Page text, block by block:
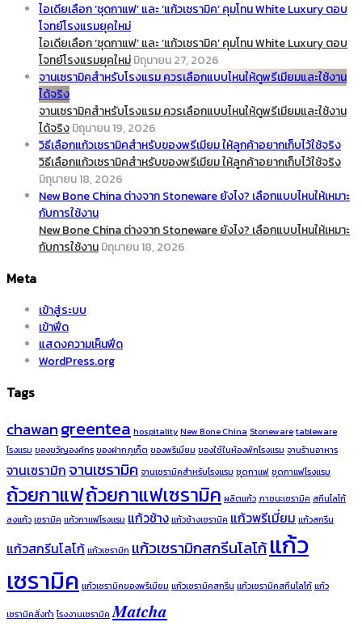
ไอเดียเลือก ‘ชุดกาแฟ’ และ ‘แก้วเซรามิค’ คุมโทน White Luxury ตอบ
โจทย์โรงแรมยุคใหม่
ไอเดียเลือก ‘ชุดกาแฟ’ และ ‘แก้วเซรามิค’ คุมโทน White Luxury ตอบ
โจทย์โรงแรมยุคใหม่มิถุนายน 27, 2026
จานเซรามิคสำหรับโรงแรม ควรเลือกแบบไหนให้ดูพรีเมียมและใช้งาน
ได้จริง
จานเซรามิคสำหรับโรงแรม ควรเลือกแบบไหนให้ดูพรีเมียมและใช้งาน
ได้จริงมิถุนายน 19, 2026
วิธีเลือกแก้วเซรามิคสำหรับของพรีเมียม ให้ลูกค้าอยากเก็บไว้ใช้จริง
วิธีเลือกแก้วเซรามิคสำหรับของพรีเมียม ให้ลูกค้าอยากเก็บไว้ใช้จริง
มิถุนายน 18, 2026
New Bone China ต่างจาก Stoneware ยังไง? เลือกแบบไหนให้เหมาะ
กับการใช้งาน
New Bone China ต่างจาก Stoneware ยังไง? เลือกแบบไหนให้เหมาะ
กับการใช้งานมิถุนายน 18, 2026
Meta
เข้าสู่ระบบ
เข้าฟีด
แสดงความเห็นฟีด
WordPress.org
Tags
chawangreentea hospitalityNew Bone China Stonewaretableware
โรงแรม ของขวัญองค์กรของฝากภูเก็ต ของพรีเมี่ยม ของใช้ในห้องพักโรงแรม จานร้านอาหาร
จานเซรามิกจานเซรามิค จานเซรามิคสำหรับโรงแรม ชุดกาแฟชุดกาแฟโรงแรม
ถ้วยกาแฟถ้วยกาแฟเซรามิค ผลิตแก้ว ภาชนะเซรามิค สกีนโลโก้
ลงแก้วเซรามิค แก้วกาแฟโรงแรม แก้วช้างแก้วช้างเซรามิค แก้วพรีเมี่ยม แก้วสกรีน
แก้วสกรีนโลโก้แก้วเซรามิก แก้วเซรามิกสกรีนโลโก้แก้ว
เซรามิค แก้วเซรามิคของพรีเมียม แก้วเซรามิคสกรีน แก้วเซรามิคสกีนโลโก้แก้ว
เซรามิคสั่งทำ โรงงานเซรามิค 𝑴𝒂𝒕𝒄𝒉𝒂